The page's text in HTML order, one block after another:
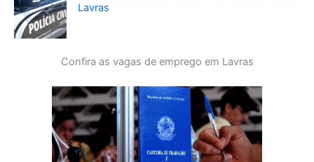
Lavras
Confira as vagas de emprego em Lavras